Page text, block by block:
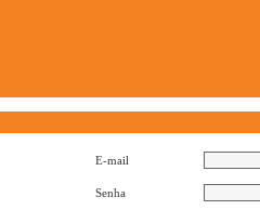
E-mail
Senha